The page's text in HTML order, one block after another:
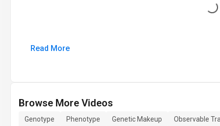
Loading...
Read More
Browse More Videos
Genotype Phenotype Genetic Makeup
Observable